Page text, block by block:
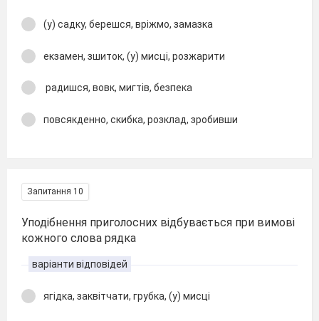
(у) садку, берешся, вріжмо, замазка
екзамен, зшиток, (у) мисці, розжарити
радишся, вовк, мигтів, безпека
повсякденно, скибка, розклад, зробивши
Запитання 10
Уподібнення приголосних відбувається при вимові
кожного слова рядка
варіанти відповідей
ягідка, заквітчати, грубка, (у) мисці